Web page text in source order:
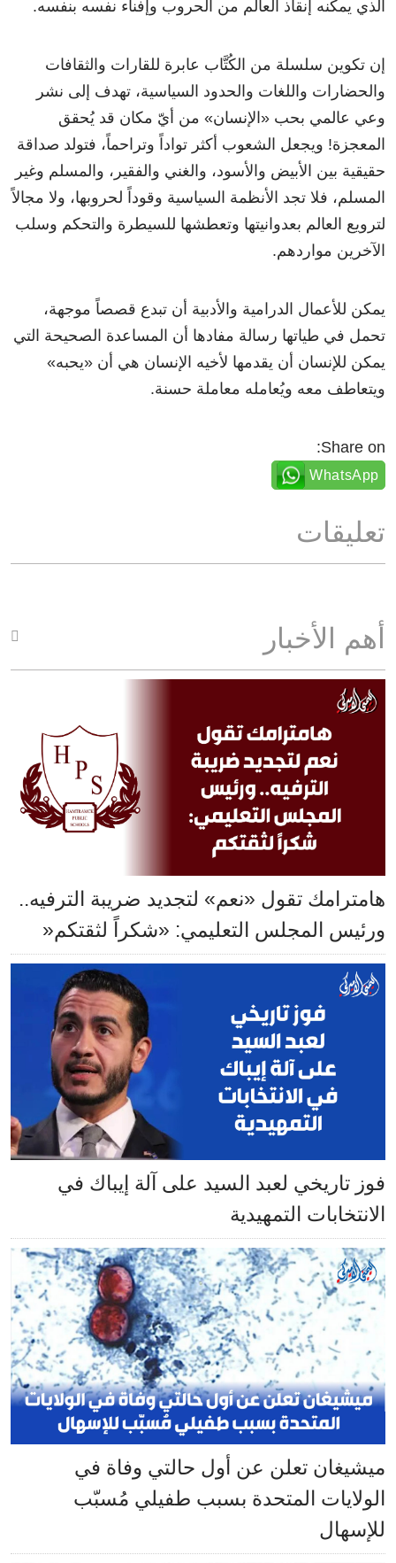
الذي يمكنه إنقاذ العالم من الحروب وإفناء نفسه بنفسه.
إن تكوين سلسلة من الكُتَّاب عابرة للقارات والثقافات
والحضارات واللغات والحدود السياسية، تهدف إلى نشر
وعي عالمي بحب «الإنسان» من أيّ مكان قد يُحقق
المعجزة! ويجعل الشعوب أكثر تواداً وتراحماً، فتولد صداقة
حقيقية بين الأبيض والأسود، والغني والفقير، والمسلم وغير
المسلم، فلا تجد الأنظمة السياسية وقوداً لحروبها، ولا مجالاً
لترويع العالم بعدوانيتها وتعطشها للسيطرة والتحكم وسلب
الآخرين مواردهم.
يمكن للأعمال الدرامية والأدبية أن تبدع قصصاً موجهة،
تحمل في طياتها رسالة مفادها أن المساعدة الصحيحة التي
يمكن للإنسان أن يقدمها لأخيه الإنسان هي أن «يحبه»
ويتعاطف معه ويُعامله معاملة حسنة.
Share on:
WhatsApp
تعليقات
أهم الأخبار
هامترامك تقول «نعم» لتجديد ضريبة الترفيه..
ورئيس المجلس التعليمي: «شكراً لثقتكم«
فوز تاريخي لعبد السيد على آلة إيباك في
الانتخابات التمهيدية
ميشيغان تعلن عن أول حالتي وفاة في
الولايات المتحدة بسبب طفيلي مُسبّب
للإسهال